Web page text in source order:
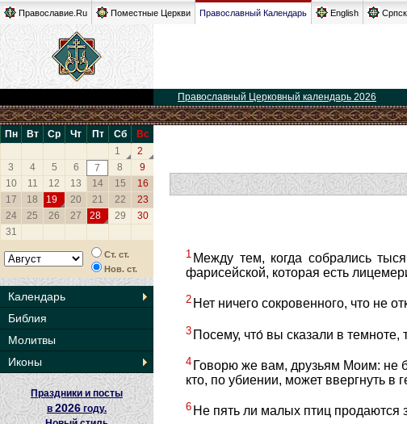
Православие.Ru Поместные Церкви Православный Календарь English
Православный Церковный календарь 2026
Пн Вт Ср Чт Пт Сб
Вс
1
2
3
4 5 6 7 8
9
10
11 12 13 14 15
16
17
18 19 20 21 22
23
24
25 26 27 28 29
30
31
Ст. ст.
Нов. ст.
Календарь
Библия
Молитвы
Иконы
Праздники и посты
в2026 году.
1 Между тем, когда собрались
фарисейской, которая есть
2 Нет ничего сокровенного, что не
3 Посему, что́ вы сказали в темноте,
4 Говорю же вам, друзьям Моим: не
кто, по убиении, может ввергнуть в
6 Не пять ли малых птиц продаются